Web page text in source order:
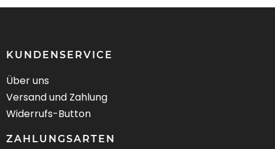
KUNDENSERVICE
Über uns
Versand und Zahlung
Widerrufs-Button
ZAHLUNGSARTEN